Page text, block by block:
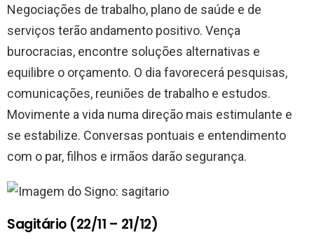
Negociações de trabalho, plano de saúde e de
serviços terão andamento positivo. Vença
burocracias, encontre soluções alternativas e
equilibre o orçamento. O dia favorecerá pesquisas,
comunicações, reuniões de trabalho e estudos.
Movimente a vida numa direção mais estimulante e
se estabilize. Conversas pontuais e entendimento
com o par, filhos e irmãos darão segurança.
Sagitário (22/11 – 21/12)